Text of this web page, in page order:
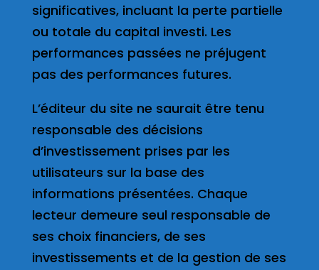
significatives, incluant la perte partielle
ou totale du capital investi. Les
performances passées ne préjugent
pas des performances futures.
L’éditeur du site ne saurait être tenu
responsable des décisions
d’investissement prises par les
utilisateurs sur la base des
informations présentées. Chaque
lecteur demeure seul responsable de
ses choix financiers, de ses
investissements et de la gestion de ses